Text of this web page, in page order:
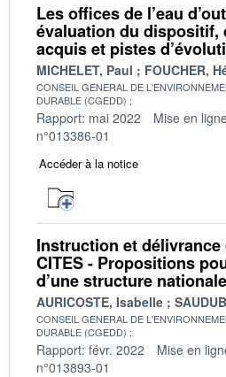
Les offices de l’eau
évaluation du dispositif,
acquis et pistes
MICHELET, Paul FOUCHER,
CONSEIL GENERAL DE
DURABLE (CGEDD)
Rapport: mai 2022 Mise en
n°013386-01
Accéder à la notice
Instruction et
CITES - Propositions
d’une structure
AURICOSTE, Isabelle
CONSEIL GENERAL DE
DURABLE (CGEDD)
Rapport: févr. 2022 Mise en
n°013893-01